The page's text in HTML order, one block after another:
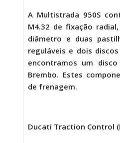
A Multistrada 950S
M4.32 de fixação
diâmetro e duas
reguláveis e dois
encontramos um
Brembo. Estes
de frenagem.
Ducati Traction Control